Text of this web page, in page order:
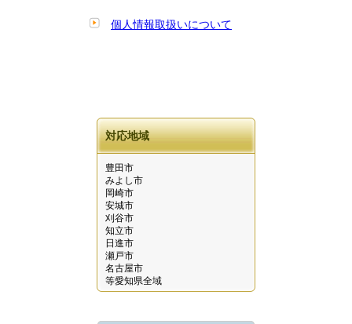
個人情報取扱いについて
対応地域
豊田市
みよし市
岡崎市
安城市
刈谷市
知立市
日進市
瀬戸市
名古屋市
等愛知県全域